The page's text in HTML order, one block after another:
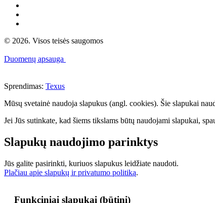
© 2026. Visos teisės saugomos
Duomenų apsauga
Sprendimas: Texus
Mūsų svetainė naudoja slapukus (angl. cookies). Šie slapukai
Jei Jūs sutinkate, kad šiems tikslams būtų naudojami slapukai,
Slapukų naudojimo parinktys
Jūs galite pasirinkti, kuriuos slapukus leidžiate naudoti.
Plačiau apie slapukų ir privatumo politiką.
Funkciniai slapukai (būtini)